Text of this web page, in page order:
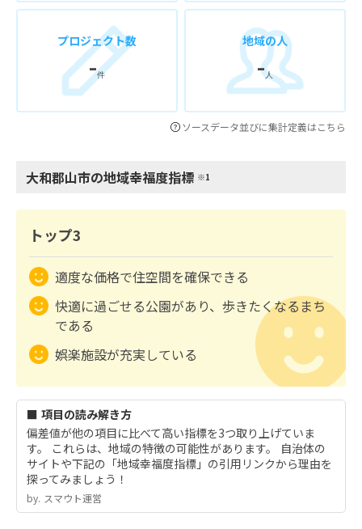
プロジェクト数
-件
地域の人
-人
ソースデータ並びに集計定義はこちら
大和郡山市の地域幸福度指標 ※1
トップ3
適度な価格で住空間を確保できる
快適に過ごせる公園があり、歩きたくなるまち
である
娯楽施設が充実している
■ 項目の読み解き方
偏差値が他の項目に比べて高い指標を3つ取り上げていま
す。 これらは、地域の特徴の可能性があります。 自治体の
サイトや下記の「地域幸福度指標」の引用リンクから理由を
探ってみましょう！
by.︎ スマウト運営